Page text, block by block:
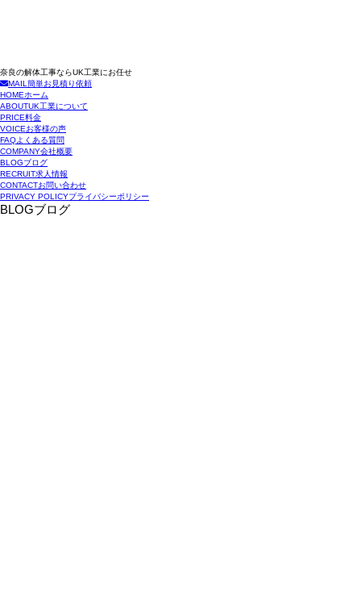
奈良の解体工事ならUK工業にお任せ
MAIL 簡単お見積り依頼
HOMEホーム
ABOUTUK工業について
PRICE料金
VOICEお客様の声
FAQよくある質問
COMPANY会社概要
BLOGブログ
RECRUIT求人情報
CONTACTお問い合わせ
PRIVACY POLICYプライバシーポリシー
BLOGブログ